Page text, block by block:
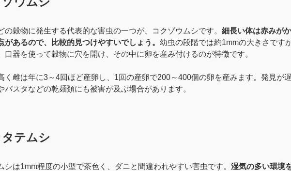
の穀物に発生する代表的な害虫の一つが、コクゾウムシです。 細長い体は赤みが
があるので、比較的見つけやすいでしょう。 幼虫の段階では約1mmの大きさです
口器を使って穀物に穴を開け、その中に卵を産み付けるのが特徴です。
く雌は年に3～4回ほど産卵し、1回の産卵で200～400個の卵を産みます。発見が
パスタなどの乾麺類にも被害が及ぶ場合があります。
テムシ
シは1mm程度の小型で茶色く、ダニと間違われやすい害虫です。 湿気の多い環境